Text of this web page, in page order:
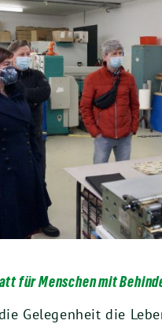
für Menschen mit
Gelegenheit die